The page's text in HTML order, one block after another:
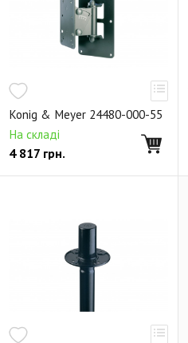
Konig & Meyer 24480-000-55
На складі
4 817 грн.